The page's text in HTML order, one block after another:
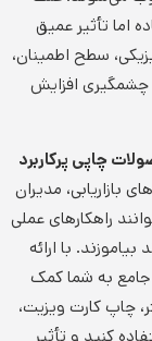
اما تأثیر عمیق
سطح اطمینان،
چشمگیری افزایش
چاپی پرکاربرد
مدیران
راهکارهای عملی
با ارائه
جامع به شما کمک
چاپ کارت ویزیت،